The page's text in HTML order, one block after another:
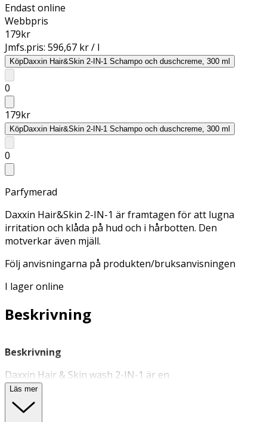
Endast online
Webbpris
179kr
Jmfs.pris: 596,67 kr / l
KöpDaxxin Hair&Skin 2-IN-1 Schampo och duschcreme, 300 ml
0
179kr
KöpDaxxin Hair&Skin 2-IN-1 Schampo och duschcreme, 300 ml
0
Parfymerad
Daxxin Hair&Skin 2-IN-1 är framtagen för att lugna
irritation och klåda på hud och i hårbotten. Den
motverkar även mjäll.
Följ anvisningarna på produkten/bruksanvisningen
I lager online
Beskrivning
Beskrivning
Daxxin Hair & Skin wash 2-IN-1 är en
kombinationsprodukt i form av
som effektivt motverkar mjäll samt lugnar klåda och
irritation i både hårbotten och på huden. Denna 2-in-1
Läs mer